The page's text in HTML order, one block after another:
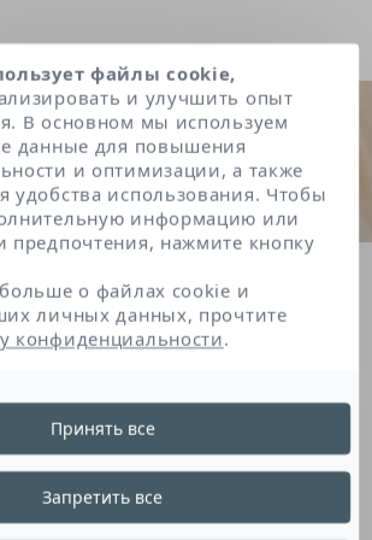
soja (soybean) germ extract
Soja (Soybean)
Extract
файлы cookie,
и улучшить опыт
В основном мы используем
данные для повышения
и оптимизации, а также
удобства использования. Чтобы
информацию или
предпочтения, нажмите кнопку
о файлах cookie и
личных данных, прочтите
конфиденциальности.
Запретить все
Принять все